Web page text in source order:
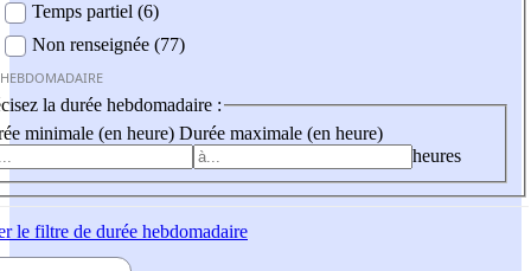
Temps partiel (6)
Non renseignée (77)
la durée hebdomadaire :
minimale (en heure) Durée maximale (en heure)
heures
le filtre de durée hebdomadaire